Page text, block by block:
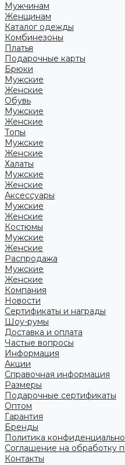
Мужчинам
Женщинам
Каталог одежды
Комбинезоны
Платья
Подарочные карты
Брюки
Мужские
Женские
Обувь
Мужские
Женские
Топы
Мужские
Женские
Халаты
Мужские
Женские
Аксессуары
Мужские
Женские
Костюмы
Мужские
Женские
Распродажа
Мужские
Женские
Компания
Новости
Сертификаты и награды
Шоу-румы
Доставка и оплата
Частые вопросы
Информация
Акции
Справочная информация
Размеры
Подарочные сертификаты
Оптом
Гарантия
Бренды
Политика
Соглашение на обработку
Контакты